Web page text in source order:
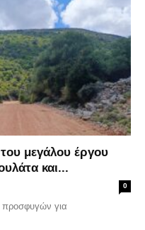
μεγάλου έργου
και...
0
προσφυγών για